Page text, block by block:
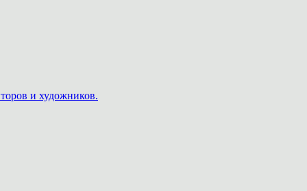
и художников.